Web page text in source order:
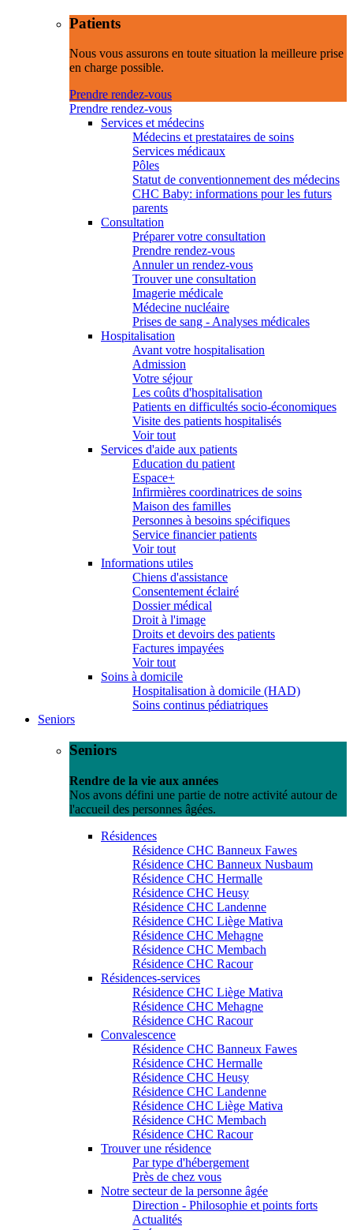
Patients
Nous vous assurons en toute situation la meilleure prise
en charge possible.
Prendre rendez-vous
Prendre rendez-vous
Services et médecins
Médecins et prestataires de soins
Services médicaux
Pôles
Statut de conventionnement des médecins
CHC Baby: informations pour les futurs
parents
Consultation
Préparer votre consultation
Prendre rendez-vous
Annuler un rendez-vous
Trouver une consultation
Imagerie médicale
Médecine nucléaire
Prises de sang - Analyses médicales
Hospitalisation
Avant votre hospitalisation
Admission
Votre séjour
Les coûts d'hospitalisation
Patients en difficultés socio-économiques
Visite des patients hospitalisés
Voir tout
Services d'aide aux patients
Education du patient
Espace+
Infirmières coordinatrices de soins
Maison des familles
Personnes à besoins spécifiques
Service financier patients
Voir tout
Informations utiles
Chiens d'assistance
Consentement éclairé
Dossier médical
Droit à l'image
Droits et devoirs des patients
Factures impayées
Voir tout
Soins à domicile
Hospitalisation à domicile (HAD)
Soins continus pédiatriques
Seniors
Seniors
Rendre de la vie aux années
Nos avons défini une partie de notre activité autour de
l'accueil des personnes âgées.
Résidences
Résidence CHC Banneux Fawes
Résidence CHC Banneux Nusbaum
Résidence CHC Hermalle
Résidence CHC Heusy
Résidence CHC Landenne
Résidence CHC Liège Mativa
Résidence CHC Mehagne
Résidence CHC Membach
Résidence CHC Racour
Résidences-services
Résidence CHC Liège Mativa
Résidence CHC Mehagne
Résidence CHC Racour
Convalescence
Résidence CHC Banneux Fawes
Résidence CHC Hermalle
Résidence CHC Heusy
Résidence CHC Landenne
Résidence CHC Liège Mativa
Résidence CHC Membach
Résidence CHC Racour
Trouver une résidence
Par type d'hébergement
Près de chez vous
Notre secteur de la personne âgée
Direction - Philosophie et points forts
Actualités